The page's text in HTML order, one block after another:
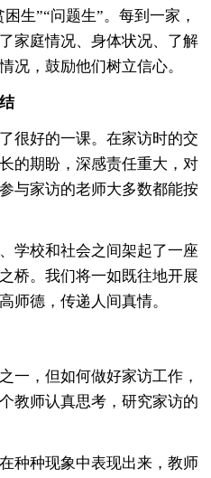
生”“问题生”。每到一家，
家庭情况、身体状况、了解
况，鼓励他们树立信心。
很好的一课。在家访时的交
的期盼，深感责任重大，对
与家访的老师大多数都能按
学校和社会之间架起了一座
桥。我们将一如既往地开展
师德，传递人间真情。
一，但如何做好家访工作，
教师认真思考，研究家访的
种种现象中表现出来，教师